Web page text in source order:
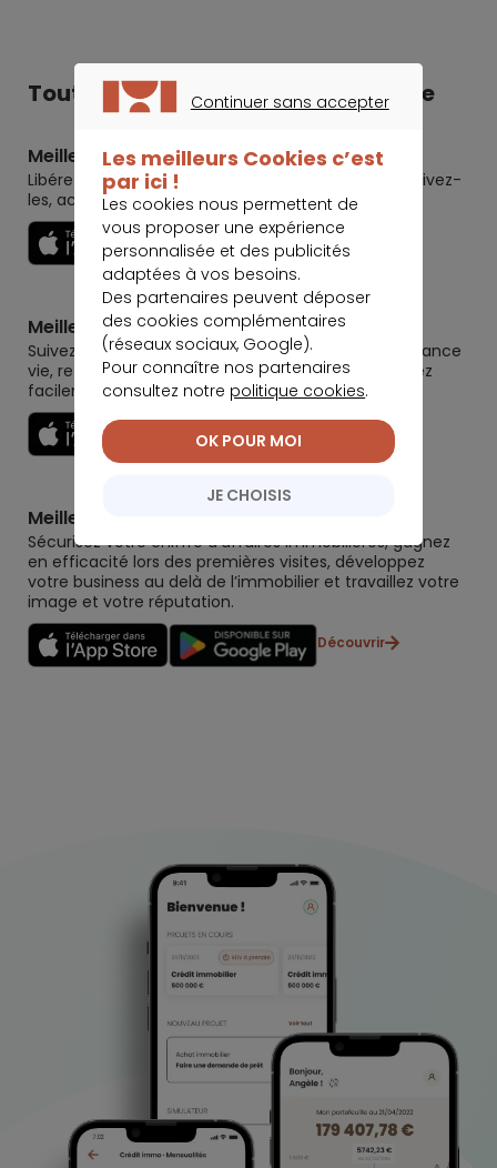
Tout Meilleurtaux dans votre poche
Meilleurtaux
Libérez le potentiel de vos projets : préparez-les, suivez-
les, accomplissez-les.
Découvrir
Meilleurtaux Placement
Suivez la performance de tous vos contrats (assurance
vie, retraite, immobilier, défiscalisation) et re-versez
facilement. Garantie 0 paperasse.
Meilleurtaux Partenaires
Sécurisez votre chiffre d’affaires immobilières, gagnez
en efficacité lors des premières visites, développez
votre business au delà de l’immobilier et travaillez votre
image et votre réputation.
Découvrir
Continuer sans accepter
Les meilleurs Cookies c’est
par ici !
Les cookies nous permettent de
vous proposer une expérience
personnalisée et des publicités
adaptées à vos besoins.
Des partenaires peuvent déposer
des cookies complémentaires
(réseaux sociaux, Google).
Pour connaître nos partenaires
consultez notre politique cookies.
JE CHOISIS
OK POUR MOI